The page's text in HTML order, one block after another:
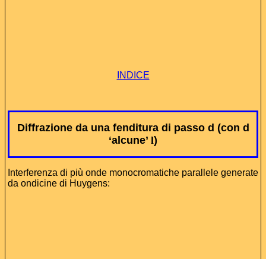
INDICE
Diffrazione da una fenditura di passo d (con d
‘alcune’ l)
Interferenza di più onde monocromatiche parallele generate
da ondicine di Huygens: